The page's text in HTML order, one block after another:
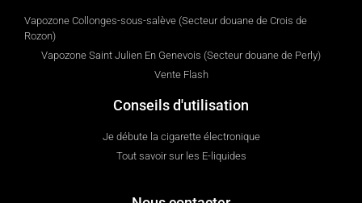
Vapozone Collonges-sous-salève (Secteur douane de Crois de
Rozon)
Vapozone Saint Julien En Genevois (Secteur douane de Perly)
Vente Flash
Conseils d'utilisation
Je débute la cigarette électronique
Tout savoir sur les E-liquides